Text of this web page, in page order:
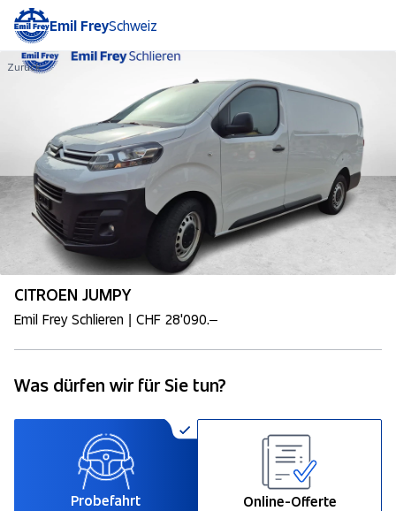
Emil FreySchweiz
Zurück
CITROEN JUMPY
Emil Frey Schlieren | CHF 28'090.–
Was dürfen wir für Sie tun?
Probefahrt Online-Offerte